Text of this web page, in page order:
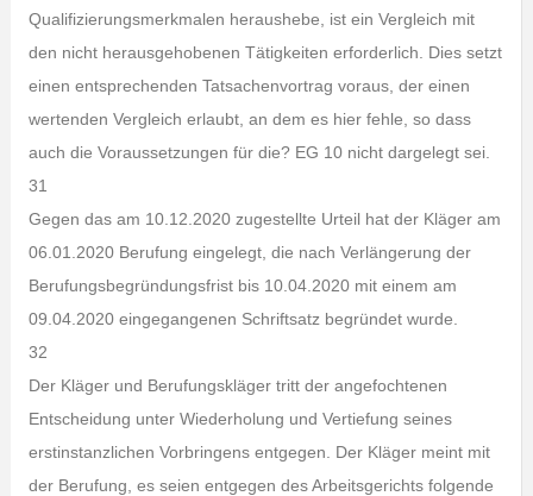
Qualifizierungsmerkmalen heraushebe, ist ein Vergleich mit
den nicht herausgehobenen Tätigkeiten erforderlich. Dies setzt
einen entsprechenden Tatsachenvortrag voraus, der einen
wertenden Vergleich erlaubt, an dem es hier fehle, so dass
auch die Voraussetzungen für die? EG 10 nicht dargelegt sei.
31
Gegen das am 10.12.2020 zugestellte Urteil hat der Kläger am
06.01.2020 Berufung eingelegt, die nach Verlängerung der
Berufungsbegründungsfrist bis 10.04.2020 mit einem am
09.04.2020 eingegangenen Schriftsatz begründet wurde.
32
Der Kläger und Berufungskläger tritt der angefochtenen
Entscheidung unter Wiederholung und Vertiefung seines
erstinstanzlichen Vorbringens entgegen. Der Kläger meint mit
der Berufung, es seien entgegen des Arbeitsgerichts folgende